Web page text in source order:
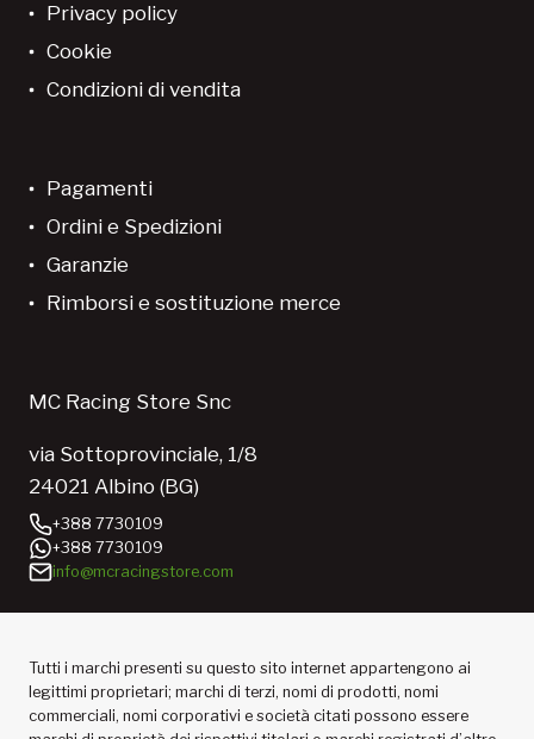
Privacy policy
Cookie
Condizioni di vendita
Pagamenti
Ordini e Spedizioni
Garanzie
Rimborsi e sostituzione merce
MC Racing Store Snc
via Sottoprovinciale, 1/8
24021 Albino (BG)
+388 7730109
+388 7730109
info@mcracingstore.com
Tutti i marchi presenti su questo sito internet appartengono ai
legittimi proprietari; marchi di terzi, nomi di prodotti, nomi
commerciali, nomi corporativi e società citati possono essere